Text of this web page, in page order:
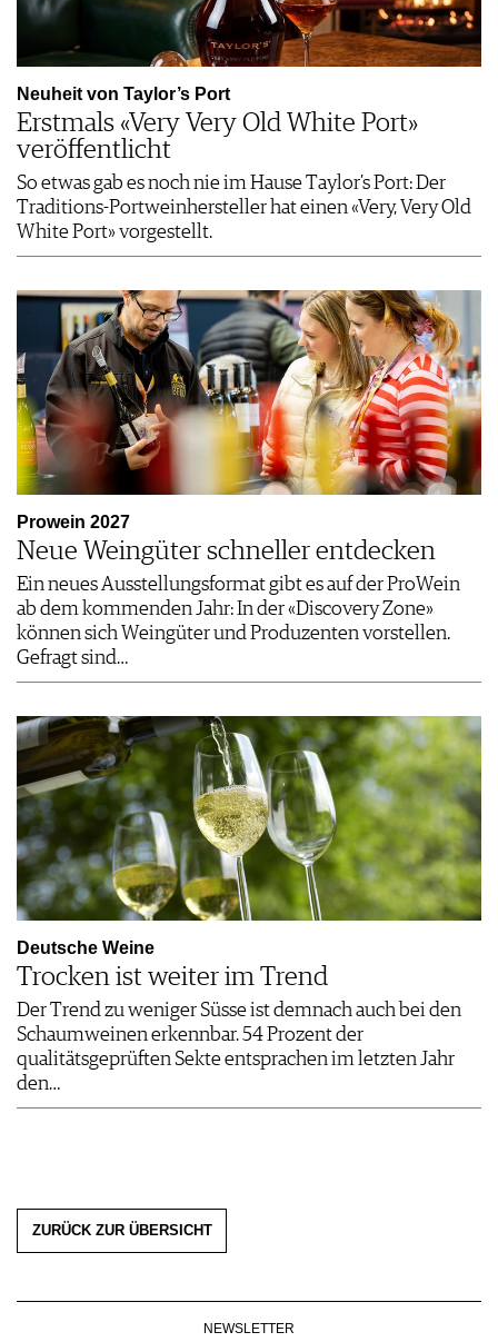
Neuheit von Taylor’s Port
Erstmals «Very Very Old White Port»
veröffentlicht
So etwas gab es noch nie im Hause Taylor’s Port: Der
Traditions-Portweinhersteller hat einen «Very, Very Old
White Port» vorgestellt.
Prowein 2027
Neue Weingüter schneller entdecken
Ein neues Ausstellungsformat gibt es auf der ProWein
ab dem kommenden Jahr: In der «Discovery Zone»
können sich Weingüter und Produzenten vorstellen.
Gefragt sind…
Deutsche Weine
Trocken ist weiter im Trend
Der Trend zu weniger Süsse ist demnach auch bei den
Schaumweinen erkennbar. 54 Prozent der
qualitätsgeprüften Sekte entsprachen im letzten Jahr
den…
ZURÜCK ZUR ÜBERSICHT
NEWSLETTER